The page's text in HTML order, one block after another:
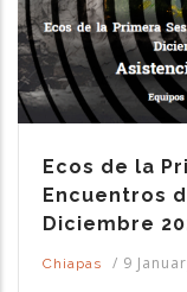
Ecos de la
Encuentros
Diciembre
Chiapas / 9